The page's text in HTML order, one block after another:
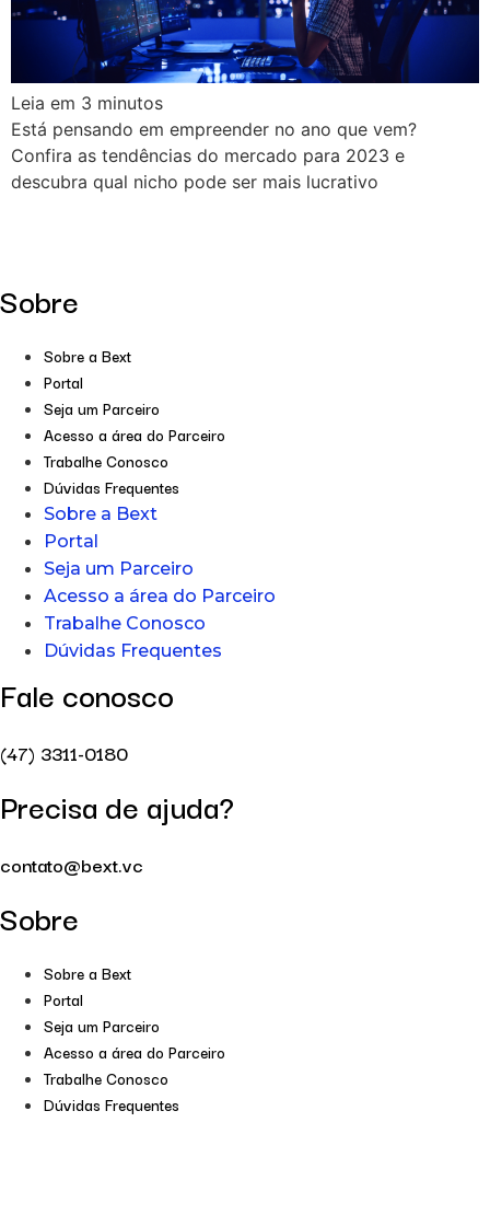
Leia em 3 minutos
Está pensando em empreender no ano que vem?
Confira as tendências do mercado para 2023 e
descubra qual nicho pode ser mais lucrativo
Sobre
Sobre a Bext
Portal
Seja um Parceiro
Acesso a área do Parceiro
Trabalhe Conosco
Dúvidas Frequentes
Sobre a Bext
Portal
Seja um Parceiro
Acesso a área do Parceiro
Trabalhe Conosco
Dúvidas Frequentes
Fale conosco
(47) 3311-0180
Precisa de ajuda?
contato@bext.vc
Sobre
Sobre a Bext
Portal
Seja um Parceiro
Acesso a área do Parceiro
Trabalhe Conosco
Dúvidas Frequentes